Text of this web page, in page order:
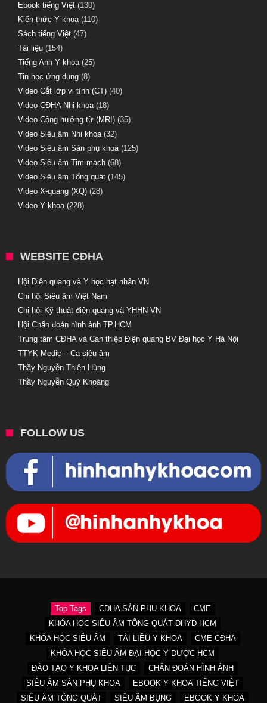
Ebook tiếng Việt (130)
Kiến thức Y khoa(110)
Sách tiếng Việt (47)
Tài liệu (154)
Tiếng Anh Y khoa(25)
Tin học ứng dụng (8)
Video Cắt lớp vi tính (CT) (40)
Video CĐHA Nhi khoa(18)
Video Cộng hưởng từ (MRI) (35)
Video Siêu âm Nhi khoa(32)
Video Siêu âm Sản phụ khoa(125)
Video Siêu âm Tim mạch (68)
Video Siêu âm Tổng quát (145)
Video X-quang (XQ) (28)
Video Y khoa(228)
WEBSITE CĐHA
Hội Điện quang và Y học hạt nhân VN
Chi hội Siêu âm Việt Nam
Chi hội Kỹ thuật điện quang và YHHN VN
Hội Chẩn đoán hình ảnh TP.HCM
Trung tâm CĐHA và Can thiệp Điện quang BV Đại học Y Hà Nội
TTYK Medic – Ca siêu âm
Thầy Nguyễn Thiện Hùng
Thầy Nguyễn Quý Khoáng
FOLLOW US
Top Tags CĐHA SẢN PHỤ KHOA
CME
KHÓA HỌC SIÊU ÂM TỔNG QUÁT ĐHYD HCM
KHÓA HỌC SIÊU ÂM
TÀI LIỆU Y KHOA
CME CĐHA
KHÓA HỌC SIÊU ÂM ĐẠI HỌC Y DƯỢC HCM
ĐÀO TẠO Y KHOA LIÊN TỤC
CHẨN ĐOÁN HÌNH ẢNH
SIÊU ÂM SẢN PHỤ KHOA
EBOOK Y KHOA TIẾNG VIỆT
SIÊU ÂM TỔNG QUÁT
SIÊU ÂM BỤNG EBOOK Y KHOA